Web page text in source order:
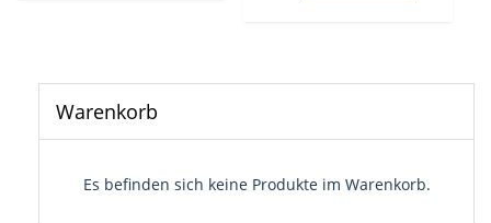
Warenkorb
Es befinden sich keine Produkte im Warenkorb.